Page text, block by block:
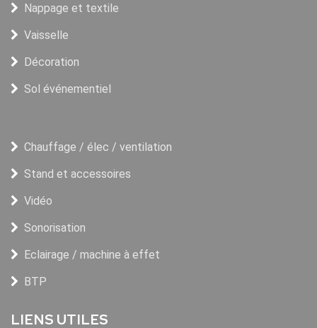
Nappage et textile
Vaisselle
Décoration
Sol événementiel
Chauffage / élec / ventilation
Stand et accessoires
Vidéo
Sonorisation
Eclairage / machine à effet
BTP
LIENS UTILES